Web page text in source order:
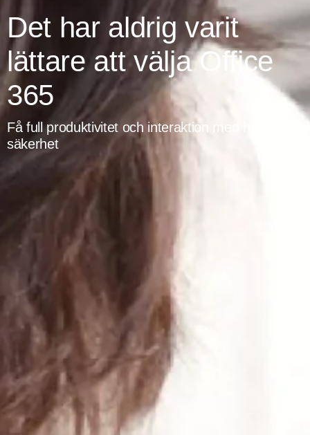
Det har aldrig varit
lättare att välja Office
365
Få full produktivitet och interaktion med högsta
säkerhet